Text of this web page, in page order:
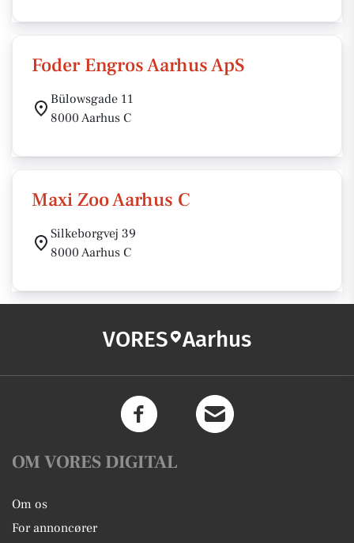
Foder Engros Aarhus ApS
Bülowsgade 11
8000 Aarhus C
Maxi Zoo Aarhus C
Silkeborgvej 39
8000 Aarhus C
VORES Aarhus
OM VORES DIGITAL
Om os
For annoncører